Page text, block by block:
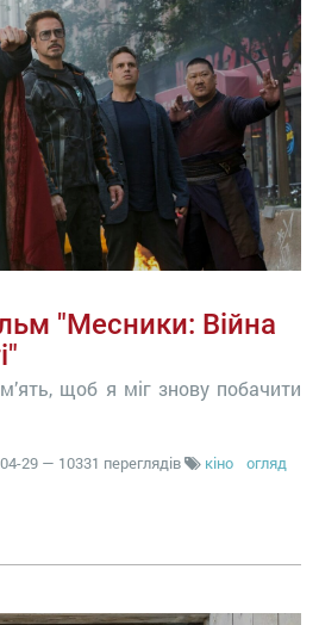
"Месники: Війна
щоб я міг знову побачити
29 — 10331 переглядів кіно
огляд